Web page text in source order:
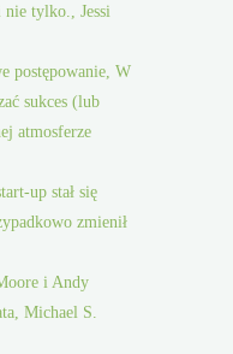
nie tylko., Jessi
postępowanie, W
sukces (lub
atmosferze
up stał się
zmienił
i Andy
Michael S.